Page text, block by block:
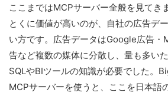
ここまではMCPサーバー全般を見てき
とくに価値が高いのが、自社の広告デ
い方です。広告データはGoogle広告・
告など複数の媒体に分散し、量も多い
SQLやBIツールの知識が必要でした。
MCPサーバーを使うと、ここを日本語